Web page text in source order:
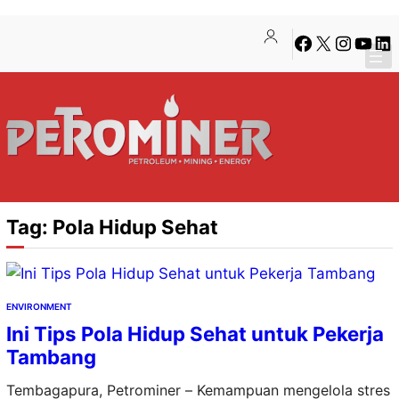
konten
content
Facebook
X Instagram
Tag: Pola Hidup Sehat
ENVIRONMENT
Ini Tips Pola Hidup Sehat untuk Pekerja
Tambang
Tembagapura, Petrominer – Kemampuan mengelola stres